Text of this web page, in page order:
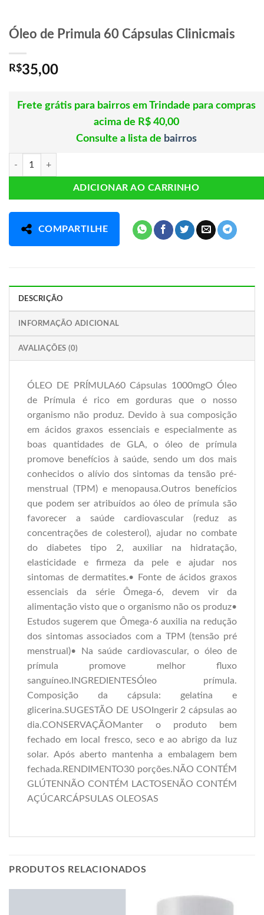
Óleo de Primula 60 Cápsulas Clinicmais
R$35,00
Frete grátis para bairros em Trindade para compras
acima de R$ 40,00
Consulte a lista de bairros
Óleo de Primula 60 Cápsulas Clinicmais quantidade
ADICIONAR AO CARRINHO
COMPARTILHE
DESCRIÇÃO
INFORMAÇÃO ADICIONAL
AVALIAÇÕES (0)
ÓLEO DE PRÍMULA60 Cápsulas 1000mgO Óleo
de Prímula é rico em gorduras que o nosso
organismo não produz. Devido à sua composição
em ácidos graxos essenciais e especialmente as
boas quantidades de GLA, o óleo de prímula
promove benefícios à saúde, sendo um dos mais
conhecidos o alívio dos sintomas da tensão pré-
menstrual (TPM) e menopausa.Outros benefícios
que podem ser atribuídos ao óleo de prímula são
favorecer a saúde cardiovascular (reduz as
concentrações de colesterol), ajudar no combate
do diabetes tipo 2, auxiliar na hidratação,
elasticidade e firmeza da pele e ajudar nos
sintomas de dermatites.• Fonte de ácidos graxos
essenciais da série Ômega-6, devem vir da
alimentação visto que o organismo não os produz•
Estudos sugerem que Ômega-6 auxilia na redução
dos sintomas associados com a TPM (tensão pré
menstrual)• Na saúde cardiovascular, o óleo de
prímula promove melhor fluxo
sanguíneo.INGREDIENTESÓleo prímula.
Composição da cápsula: gelatina e
glicerina.SUGESTÃO DE USOIngerir 2 cápsulas ao
dia.CONSERVAÇÃOManter o produto bem
fechado em local fresco, seco e ao abrigo da luz
solar. Após aberto mantenha a embalagem bem
fechada.RENDIMENTO30 porções.NÃO CONTÉM
GLÚTENNÃO CONTÉM LACTOSENÃO CONTÉM
AÇÚCARCÁPSULAS OLEOSAS
PRODUTOS RELACIONADOS